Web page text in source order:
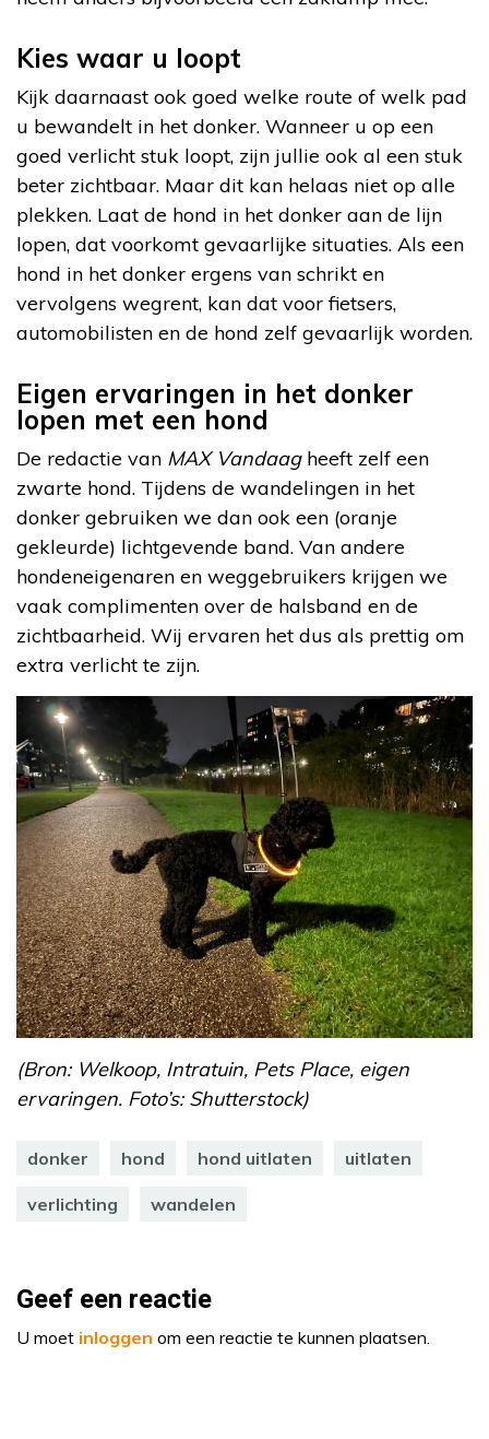
Kies waar u loopt
Kijk daarnaast ook goed welke route of welk pad
u bewandelt in het donker. Wanneer u op een
goed verlicht stuk loopt, zijn jullie ook al een stuk
beter zichtbaar. Maar dit kan helaas niet op alle
plekken. Laat de hond in het donker aan de lijn
lopen, dat voorkomt gevaarlijke situaties. Als een
hond in het donker ergens van schrikt en
vervolgens wegrent, kan dat voor fietsers,
automobilisten en de hond zelf gevaarlijk worden.
Eigen ervaringen in het donker
lopen met een hond
De redactie van MAX Vandaagheeft zelf een
zwarte hond. Tijdens de wandelingen in het
donker gebruiken we dan ook een (oranje
gekleurde) lichtgevende band. Van andere
hondeneigenaren en weggebruikers krijgen we
vaak complimenten over de halsband en de
zichtbaarheid. Wij ervaren het dus als prettig om
extra verlicht te zijn.
(Bron: Welkoop, Intratuin, Pets Place, eigen
ervaringen. Foto’s: Shutterstock)
donker hond hond uitlaten uitlaten
verlichting wandelen
Geef een reactie
U moet inloggen om een reactie te kunnen plaatsen.